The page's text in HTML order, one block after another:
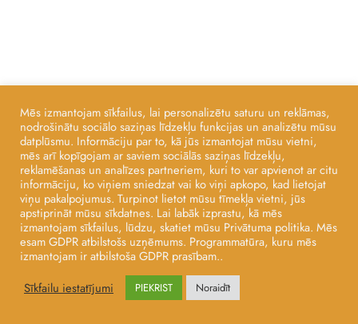
Mēs izmantojam sīkfailus, lai personalizētu saturu un reklāmas,
nodrošinātu sociālo saziņas līdzekļu funkcijas un analizētu mūsu
datplūsmu. Informāciju par to, kā jūs izmantojat mūsu vietni,
mēs arī kopīgojam ar saviem sociālās saziņas līdzekļu,
reklamēšanas un analīzes partneriem, kuri to var apvienot ar citu
informāciju, ko viņiem sniedzat vai ko viņi apkopo, kad lietojat
viņu pakalpojumus. Turpinot lietot mūsu tīmekļa vietni, jūs
apstiprināt mūsu sīkdatnes. Lai labāk izprastu, kā mēs
izmantojam sīkfailus, lūdzu, skatiet mūsu Privātuma politika. Mēs
esam GDPR atbilstošs uzņēmums. Programmatūra, kuru mēs
izmantojam ir atbilstoša GDPR prasībam..
Sīkfailu iestatījumi
PIEKRIST Noraidīt